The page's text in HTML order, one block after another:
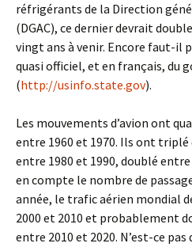
réfrigérants de la Direction
(DGAC), ce dernier devrait
vingt ans à venir. Encore faut-il
quasi officiel, et en français, du
(http://usinfo.state.gov).
Les mouvements d’avion ont
entre 1960 et 1970. Ils ont triplé
entre 1980 et 1990, doublé entre
en compte le nombre de
année, le trafic aérien mondial
2000 et 2010 et probablement
entre 2010 et 2020. N’est-ce